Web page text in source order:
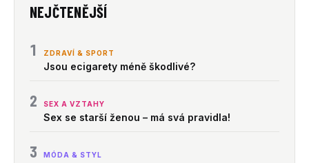
NEJČTENĚJŠÍ
1 ZDRAVÍ & SPORT
Jsou ecigarety méně škodlivé?
2 SEX A VZTAHY
Sex se starší ženou – má svá pravidla!
3 MÓDA & STYL